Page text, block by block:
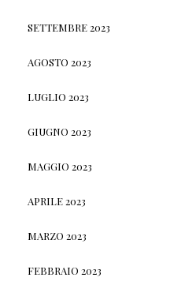
SETTEMBRE 2023
AGOSTO 2023
LUGLIO 2023
GIUGNO 2023
MAGGIO 2023
APRILE 2023
MARZO 2023
FEBBRAIO 2023